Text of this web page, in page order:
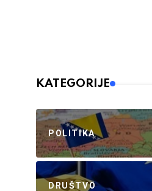
KATEGORIJE
POLITIKA
DRUŠTVO